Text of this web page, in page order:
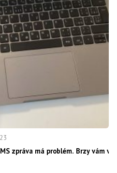
zpráva má problém. Brzy